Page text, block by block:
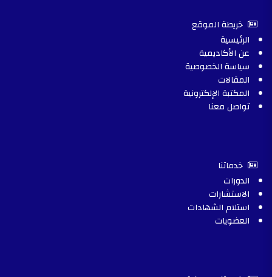
خريطة الموقع
الرئيسية
عن الأكاديمية
سياسة الخصوصية
المقالات
المكتبة الإلكترونية
تواصل معنا
خدماتنا
الدورات
الاستشارات
استلام الشهادات
العضويات